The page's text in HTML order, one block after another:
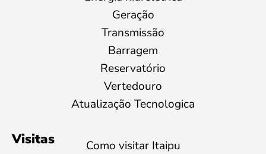
Geração
Transmissão
Barragem
Reservatório
Vertedouro
Atualização Tecnologica
Visitas
Como visitar Itaipu